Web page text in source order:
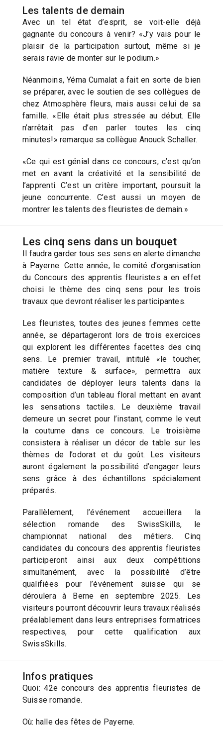
Les talents de demain
Avec un tel état d’esprit, se voit-elle déjà
gagnante du concours à venir? «J’y vais pour le
plaisir de la participation surtout, même si je
serais ravie de monter sur le podium.»
Néanmoins, Yéma Cumalat a fait en sorte de bien
se préparer, avec le soutien de ses collègues de
chez Atmosphère fleurs, mais aussi celui de sa
famille. «Elle était plus stressée au début. Elle
n’arrêtait pas d’en parler toutes les cinq
minutes!» remarque sa collègue Anouck Schaller.
«Ce qui est génial dans ce concours, c’est qu’on
met en avant la créativité et la sensibilité de
l’apprenti. C’est un critère important, poursuit la
jeune concurrente. C’est aussi un moyen de
montrer les talents des fleuristes de demain.»
Les cinq sens dans un bouquet
Il faudra garder tous ses sens en alerte dimanche
à Payerne. Cette année, le comité d’organisation
du Concours des apprentis fleuristes a en effet
choisi le thème des cinq sens pour les trois
travaux que devront réaliser les participantes.
Les fleuristes, toutes des jeunes femmes cette
année, se départageront lors de trois exercices
qui explorent les différentes facettes des cinq
sens. Le premier travail, intitulé «le toucher,
matière texture & surface», permettra aux
candidates de déployer leurs talents dans la
composition d’un tableau floral mettant en avant
les sensations tactiles. Le deuxième travail
demeure un secret pour l’instant, comme le veut
la coutume dans ce concours. Le troisième
consistera à réaliser un décor de table sur les
thèmes de l’odorat et du goût. Les visiteurs
auront également la possibilité d’engager leurs
sens grâce à des échantillons spécialement
préparés.
Parallèlement, l’événement accueillera la
sélection romande des SwissSkills, le
championnat national des métiers. Cinq
candidates du concours des apprentis fleuristes
participeront ainsi aux deux compétitions
simultanément, avec la possibilité d’être
qualifiées pour l’événement suisse qui se
déroulera à Berne en septembre 2025. Les
visiteurs pourront découvrir leurs travaux réalisés
préalablement dans leurs entreprises formatrices
respectives, pour cette qualification aux
SwissSkills.
Infos pratiques
Quoi: 42e concours des apprentis fleuristes de
Suisse romande.
Où: halle des fêtes de Payerne.